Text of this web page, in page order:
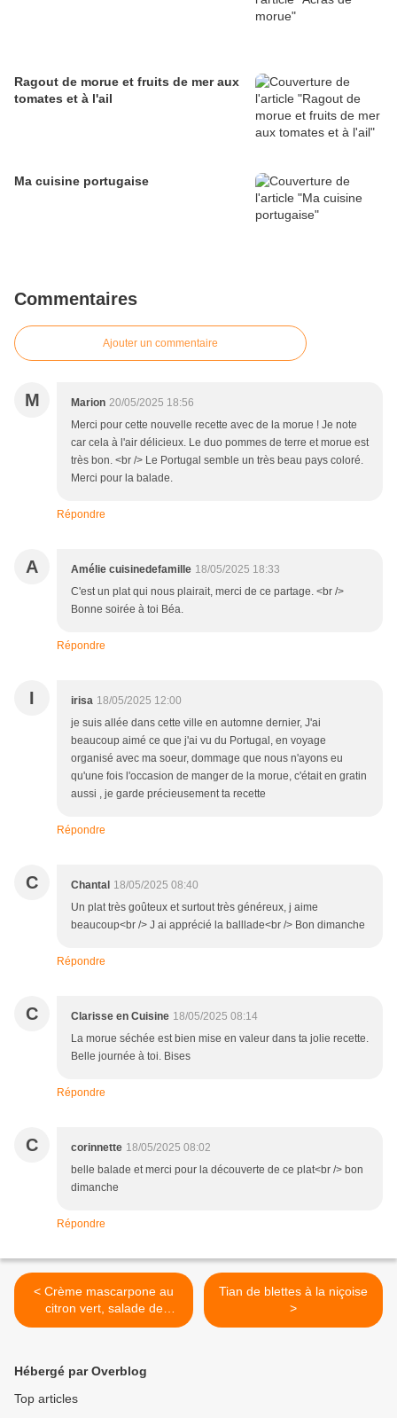
Ragout de morue et fruits de mer aux
tomates et à l'ail
Ma cuisine portugaise
Commentaires
Ajouter un commentaire
M Marion 20/05/2025 18:56
Merci pour cette nouvelle recette avec de la morue ! Je note
car cela à l'air délicieux. Le duo pommes de terre et morue est
très bon. <br /> Le Portugal semble un très beau pays coloré.
Merci pour la balade.
Répondre
A Amélie cuisinedefamille 18/05/2025 18:33
C'est un plat qui nous plairait, merci de ce partage. <br />
Bonne soirée à toi Béa.
Répondre
I irisa 18/05/2025 12:00
je suis allée dans cette ville en automne dernier, J'ai
beaucoup aimé ce que j'ai vu du Portugal, en voyage
organisé avec ma soeur, dommage que nous n'ayons eu
qu'une fois l'occasion de manger de la morue, c'était en gratin
aussi , je garde précieusement ta recette
Répondre
C Chantal 18/05/2025 08:40
Un plat très goûteux et surtout très généreux, j aime
beaucoup<br /> J ai apprécié la balllade<br /> Bon dimanche
Répondre
C Clarisse en Cuisine 18/05/2025 08:14
La morue séchée est bien mise en valeur dans ta jolie recette.
Belle journée à toi. Bises
Répondre
C corinnette 18/05/2025 08:02
belle balade et merci pour la découverte de ce plat<br /> bon
dimanche
Répondre
< Crème mascarpone au
citron vert, salade de
fraises
Tian de blettes à la niçoise
>
Hébergé par Overblog
Top articles